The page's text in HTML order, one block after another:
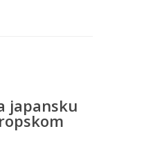
japansku